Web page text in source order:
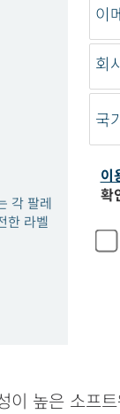
각 팔레
한 라벨
이
회
국
이
확
이 높은 소프